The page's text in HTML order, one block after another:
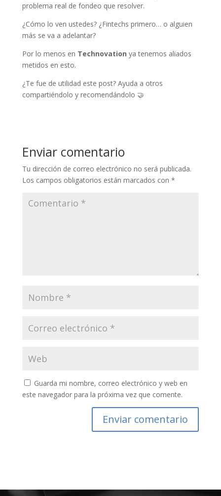
problema real de fondeo que resolver.
¿Cómo lo ven ustedes? ¿Fintechs primero… o alguien
más se va a adelantar?
Por lo menos en Technovation ya tenemos aliados
metidos en esto.
¿Te fue de utilidad este post? Ayuda a otros
compartiéndolo y recomendándolo 🤝
Enviar comentario
Tu dirección de correo electrónico no será publicada.
Los campos obligatorios están marcados con *
Guarda mi nombre, correo electrónico y web en
este navegador para la próxima vez que comente.